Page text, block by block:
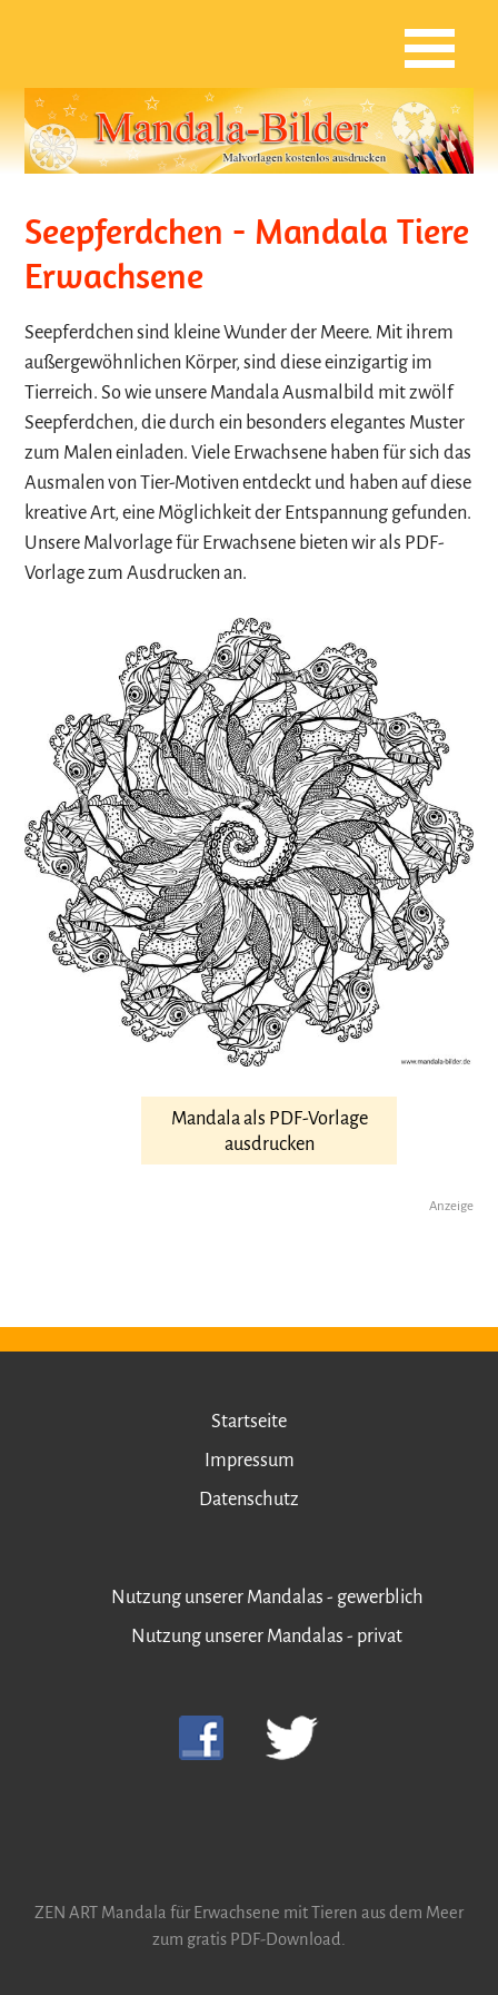
Seepferdchen - Mandala Tiere
Erwachsene
Seepferdchen sind kleine Wunder der Meere. Mit ihrem
außergewöhnlichen Körper, sind diese einzigartig im
Tierreich. So wie unsere Mandala Ausmalbild mit zwölf
Seepferdchen, die durch ein besonders elegantes Muster
zum Malen einladen. Viele Erwachsene haben für sich das
Ausmalen von Tier-Motiven entdeckt und haben auf diese
kreative Art, eine Möglichkeit der Entspannung gefunden.
Unsere Malvorlage für Erwachsene bieten wir als PDF-
Vorlage zum Ausdrucken an.
Mandala als PDF-Vorlage
ausdrucken
Anzeige
Startseite
Impressum
Datenschutz
Nutzung unserer Mandalas - gewerblich
Nutzung unserer Mandalas - privat
ZEN ART Mandala für Erwachsene mit Tieren aus dem Meer
zum gratis PDF-Download.